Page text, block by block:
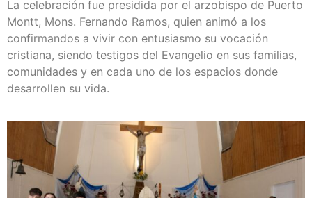
La celebración fue presidida por el arzobispo de Puerto
Montt, Mons. Fernando Ramos, quien animó a los
confirmandos a vivir con entusiasmo su vocación
cristiana, siendo testigos del Evangelio en sus familias,
comunidades y en cada uno de los espacios donde
desarrollen su vida.